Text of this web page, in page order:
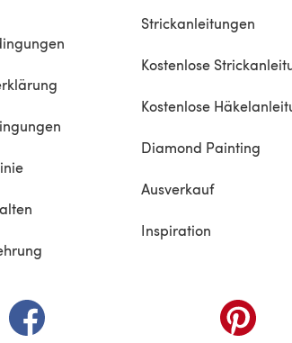
Strickanleitungen
Kostenlose
Kostenlose
Diamond Painting
Ausverkauf
Inspiration
(öffnet sich in einem neuen Tab)(öffnet